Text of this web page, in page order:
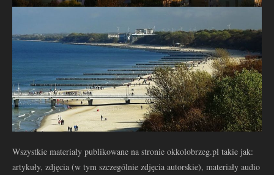
Wszystkie materiały publikowane na stronie okkolobrzeg.pl takie jak:
artykuły, zdjęcia (w tym szczególnie zdjęcia autorskie), materiały audio